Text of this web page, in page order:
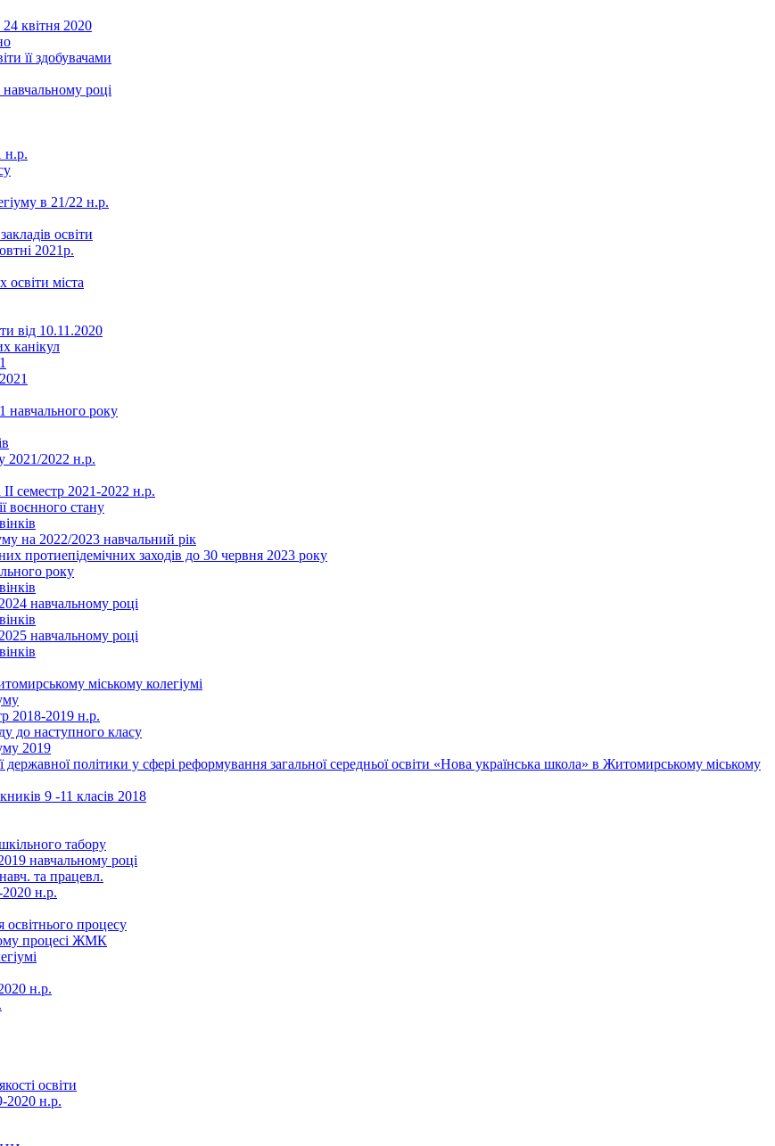
квітня 2020
її здобувачами
році
н.р.
в 21/22 н.р.
освіти
2021р.
освіти міста
від 10.11.2020
канікул
навчального року
2021/2022 н.р.
семестр 2021-2022 н.р.
воєнного стану
на 2022/2023 навчальний рік
протиепідемічних заходів до 30 червня 2023 року
року
навчальному році
навчальному році
міському колегіумі
2018-2019 н.р.
до наступного класу
2019
державної політики у сфері реформування загальної середньої освіти «Нова українська школа» в Житомирському міському
9 -11 класів 2018
табору
навчальному році
та працевл.
н.р.
процесу
процесі ЖМК
н.р.
освіти
2020 н.р.